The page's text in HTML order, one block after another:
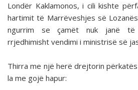
Londër Kaklamonos, i cili kishte
hartimit të Marrëveshjes së
ngurrim se çamët nuk janë të
rrjedhimisht vendimi i ministrisë së
Thirra me një herë drejtorin
la me gojë hapur: